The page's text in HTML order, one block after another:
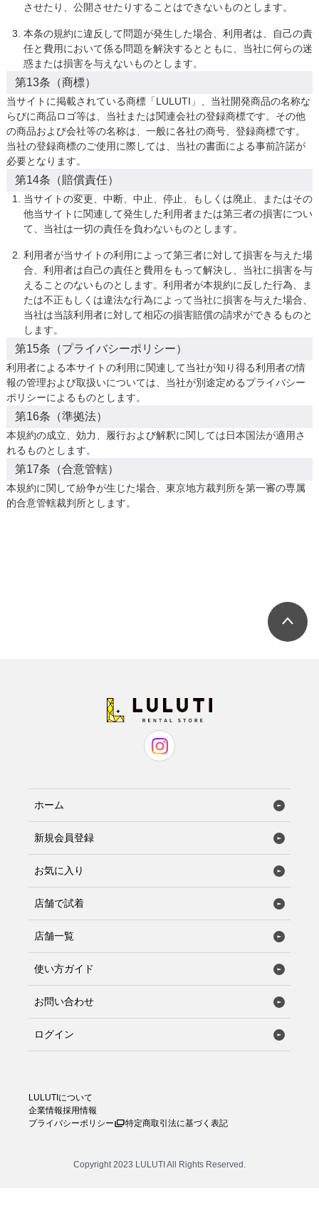
させたり、公開させたりすることはできないものとします。
本条の規約に違反して問題が発生した場合、利用者は、自己の責
任と費用において係る問題を解決するとともに、当社に何らの迷
惑または損害を与えないものとします。
第13条（商標）
当サイトに掲載されている商標「LULUTI」、当社開発商品の名称な
らびに商品ロゴ等は、当社または関連会社の登録商標です。その他
の商品および会社等の名称は、一般に各社の商号、登録商標です。
当社の登録商標のご使用に際しては、当社の書面による事前許諾が
必要となります。
第14条（賠償責任）
当サイトの変更、中断、中止、停止、もしくは廃止、またはその
他当サイトに関連して発生した利用者または第三者の損害につい
て、当社は一切の責任を負わないものとします。
利用者が当サイトの利用によって第三者に対して損害を与えた場
合、利用者は自己の責任と費用をもって解決し、当社に損害を与
えることのないものとします。利用者が本規約に反した行為、ま
たは不正もしくは違法な行為によって当社に損害を与えた場合、
当社は当該利用者に対して相応の損害賠償の請求ができるものと
します。
第15条（プライバシーポリシー）
利用者による本サイトの利用に関連して当社が知り得る利用者の情
報の管理および取扱いについては、当社が別途定めるプライバシー
ポリシーによるものとします。
第16条（準拠法）
本規約の成立、効力、履行および解釈に関しては日本国法が適用さ
れるものとします。
第17条（合意管轄）
本規約に関して紛争が生じた場合、東京地方裁判所を第一審の専属
的合意管轄裁判所とします。
ホーム
新規会員登録
お気に入り
店舗で試着
店舗一覧
使い方ガイド
お問い合わせ
ログイン
LULUTIについて
企業情報採用情報
プライバシーポリシー
特定商取引法に基づく表記
Copyright 2023 LULUTI All Rights Reserved.